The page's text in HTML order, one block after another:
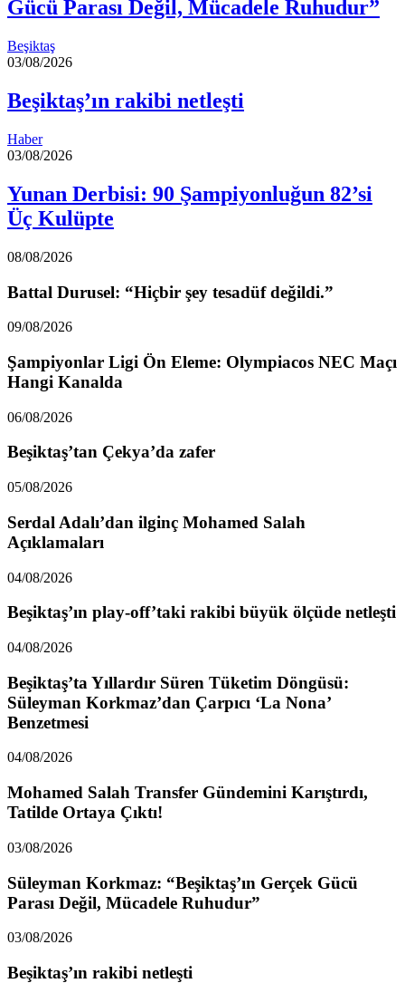
Gücü Parası Değil, Mücadele Ruhudur”
Beşiktaş
03/08/2026
Beşiktaş’ın rakibi netleşti
Haber
03/08/2026
Yunan Derbisi: 90 Şampiyonluğun 82’si
Üç Kulüpte
08/08/2026
Battal Durusel: “Hiçbir şey tesadüf değildi.”
09/08/2026
Şampiyonlar Ligi Ön Eleme: Olympiacos NEC Maçı
Hangi Kanalda
06/08/2026
Beşiktaş’tan Çekya’da zafer
05/08/2026
Serdal Adalı’dan ilginç Mohamed Salah
Açıklamaları
04/08/2026
Beşiktaş’ın play-off’taki rakibi büyük ölçüde netleşti
04/08/2026
Beşiktaş’ta Yıllardır Süren Tüketim Döngüsü:
Süleyman Korkmaz’dan Çarpıcı ‘La Nona’
Benzetmesi
04/08/2026
Mohamed Salah Transfer Gündemini Karıştırdı,
Tatilde Ortaya Çıktı!
03/08/2026
Süleyman Korkmaz: “Beşiktaş’ın Gerçek Gücü
Parası Değil, Mücadele Ruhudur”
03/08/2026
Beşiktaş’ın rakibi netleşti